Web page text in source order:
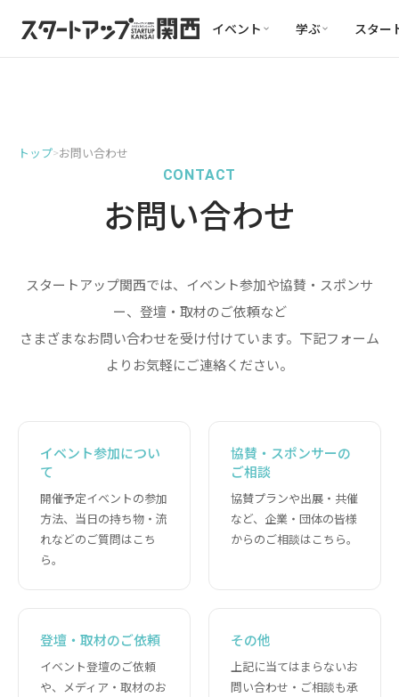
イベント 学ぶ スター
トップ>お問い合わせ
CONTACT
お問い合わせ
スタートアップ関西では、イベント参加や協賛・スポンサ
ー、登壇・取材のご依頼など
さまざまなお問い合わせを受け付けています。下記フォーム
よりお気軽にご連絡ください。
イベント参加につい
て
開催予定イベントの参加
方法、当日の持ち物・流
れなどのご質問はこち
ら。
協賛・スポンサーの
ご相談
協賛プランや出展・共催
など、企業・団体の皆様
からのご相談はこちら。
登壇・取材のご依頼
イベント登壇のご依頼
や、メディア・取材のお
その他
上記に当てはまらないお
問い合わせ・ご相談も承